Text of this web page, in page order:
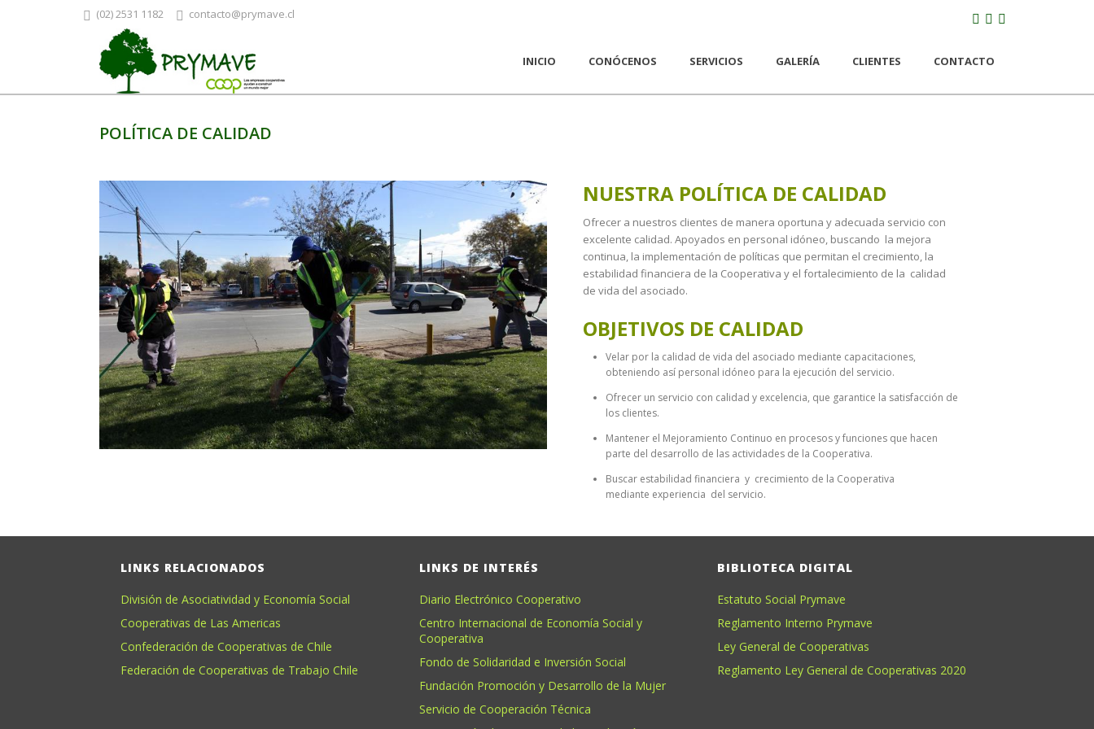
(02) 2531 1182 contacto@prymave.cl
INICIO CONÓCENOS SERVICIOS GALERÍA CLIENTES CONTACTO
POLÍTICA DE CALIDAD
NUESTRA POLÍTICA DE CALIDAD
Ofrecer a nuestros clientes de manera oportuna y adecuada servicio con
excelente calidad. Apoyados en personal idóneo, buscando la mejora
continua, la implementación de políticas que permitan el crecimiento, la
estabilidad financiera de la Cooperativa y el fortalecimiento de la calidad
de vida del asociado.
OBJETIVOS DE CALIDAD
Velar por la calidad de vida del asociado mediante capacitaciones,
obteniendo así personal idóneo para la ejecución del servicio.
Ofrecer un servicio con calidad y excelencia, que garantice la satisfacción de
los clientes.
Mantener el Mejoramiento Continuo en procesos y funciones que hacen
parte del desarrollo de las actividades de la Cooperativa.
Buscar estabilidad financiera y crecimiento de la Cooperativa
mediante experiencia del servicio.
LINKS RELACIONADOS
División de Asociatividad y Economía Social
Cooperativas de Las Americas
Confederación de Cooperativas de Chile
Federación de Cooperativas de Trabajo Chile
LINKS DE INTERÉS
Diario Electrónico Cooperativo
Centro Internacional de Economía Social y
Cooperativa
Fondo de Solidaridad e Inversión Social
Fundación Promoción y Desarrollo de la Mujer
Servicio de Cooperación Técnica
BIBLIOTECA DIGITAL
Estatuto Social Prymave
Reglamento Interno Prymave
Ley General de Cooperativas
Reglamento Ley General de Cooperativas 2020